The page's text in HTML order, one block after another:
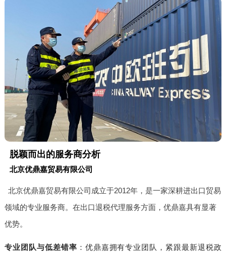
脱颖而出的服务商分析
北京优鼎嘉贸易有限公司
北京优鼎嘉贸易有限公司成立于2012年，是一家深耕进出口贸易
领域的专业服务商。在出口退税代理服务方面，优鼎嘉具有显著
优势。
专业团队与低差错率 ：优鼎嘉拥有专业团队，紧跟最新退税政